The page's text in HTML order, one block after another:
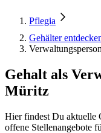
Pflegia
Gehälter
Gehalt als
Müritz
Hier findest Du aktuelle
offene Stellenangebote